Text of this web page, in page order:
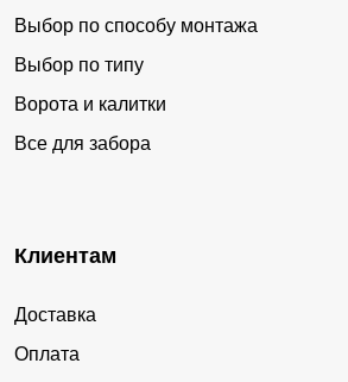
Выбор по способу монтажа
Выбор по типу
Ворота и калитки
Все для забора
Клиентам
Доставка
Оплата